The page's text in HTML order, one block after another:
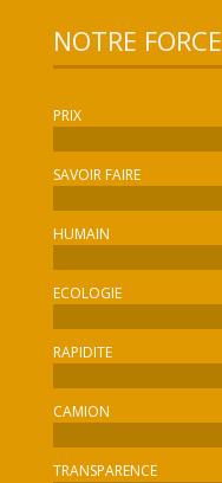
NOTRE FORCE
PRIX
SAVOIR FAIRE
HUMAIN
ECOLOGIE
RAPIDITE
CAMION
TRANSPARENCE